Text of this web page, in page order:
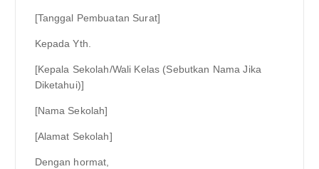
[Tanggal Pembuatan Surat]
Kepada Yth.
[Kepala Sekolah/Wali Kelas (Sebutkan Nama Jika
Diketahui)]
[Nama Sekolah]
[Alamat Sekolah]
Dengan hormat,